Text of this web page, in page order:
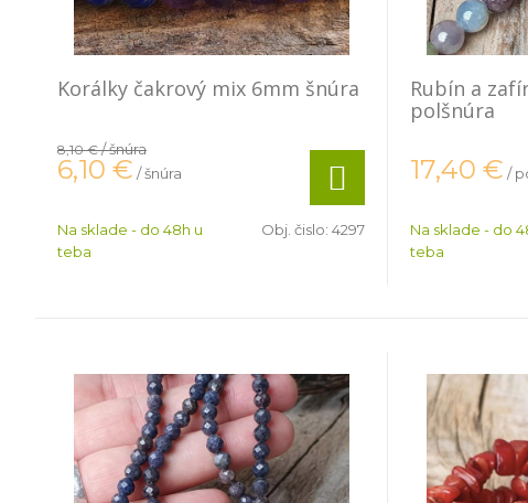
Korálky čakrový mix 6mm šnúra
8,10 €/ šnúra
6,10 € / šnúra
Na sklade - do 48h u
teba
Obj. čislo: 4297
Rubín a
polšnúra
17,40 € /
Na sklade - do
teba